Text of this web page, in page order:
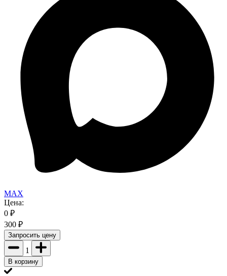
MAX
Цена:
0 ₽
300 ₽
Запросить цену
1
В корзину